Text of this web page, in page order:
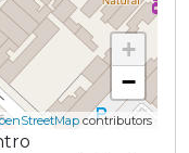
+
−
contributors